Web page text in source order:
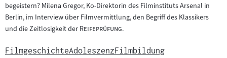
begeistern? Milena Gregor, Ko-Direktorin des Filminstituts Arsenal in
Berlin, im Interview über Filmvermittlung, den Begriff des Klassikers
und die Zeitlosigkeit der "Reifeprüfung.
FilmgeschichteAdoleszenzFilmbildung